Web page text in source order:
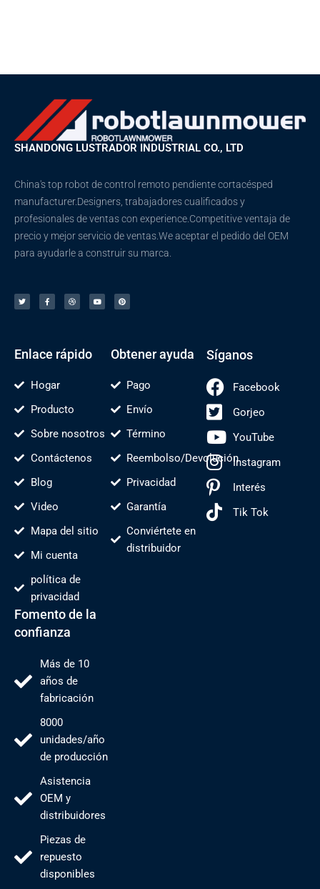
SHANDONG LUSTRADOR INDUSTRIAL CO., LTD
China's top robot de control remoto pendiente cortacésped
manufacturer.Designers, trabajadores cualificados y
profesionales de ventas con experience.Competitive ventaja de
precio y mejor servicio de ventas.We aceptar el pedido del OEM
para ayudarle a construir su marca.
r
j
e
c
e
b
i
b
b
u
T
u
t
e
r
Enlace rápido
Hogar
Producto
Sobre nosotros
Contáctenos
Blog
Video
Mapa del sitio
Mi cuenta
política de
privacidad
Obtener ayuda
Pago
Envío
Término
Reembolso/Devolución
Privacidad
Garantía
Conviértete en
distribuidor
Síganos
Facebook
Gorjeo
YouTube
Instagram
Interés
Tik Tok
Fomento de la
confianza
Más de 10
años de
fabricación
8000
unidades/año
de producción
Asistencia
OEM y
distribuidores
Piezas de
repuesto
disponibles